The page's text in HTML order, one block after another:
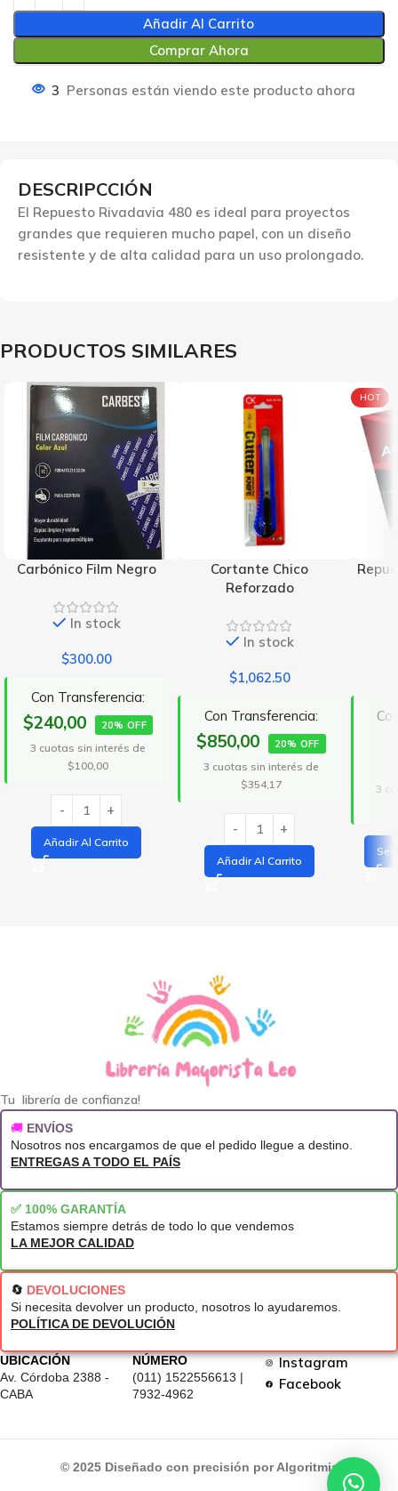
Añadir Al Carrito
Comprar Ahora
3 Personas están viendo este producto ahora
DESCRIPCCIÓN
El Repuesto Rivadavia 480 es ideal para proyectos
grandes que requieren mucho papel, con un diseño
resistente y de alta calidad para un uso prolongado.
PRODUCTOS SIMILARES
Carbónico Film Negro
In stock
$300.00
Con Transferencia:
$240,00 20% OFF
3 cuotas sin interés de
$100,00
Añadir Al Carrito
Cortante Chico
Reforzado
In stock
$1,062.50
Con Transferencia:
$850,00 20% OFF
3 cuotas sin interés de
$354,17
Añadir Al Carrito
HOT
3
Tu librería de confianza!
🚚 ENVÍOS
Nosotros nos encargamos de que el pedido llegue a destino.
ENTREGAS A TODO EL PAÍS
✅ 100% GARANTÍA
Estamos siempre detrás de todo lo que vendemos
LA MEJOR CALIDAD
🔄 DEVOLUCIONES
Si necesita devolver un producto, nosotros lo ayudaremos.
POLÍTICA DE DEVOLUCIÓN
UBICACIÓN
Av. Córdoba 2388 -
CABA
NÚMERO
(011) 1522556613 |
7932-4962
Instagram
Facebook
© 2025 Diseñado con precisión por Algoritmia